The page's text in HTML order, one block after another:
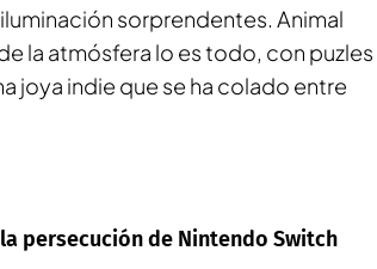
sorprendentes. Animal
la atmósfera lo es todo, con puzles
joya indie que se ha colado entre
persecución de Nintendo Switch